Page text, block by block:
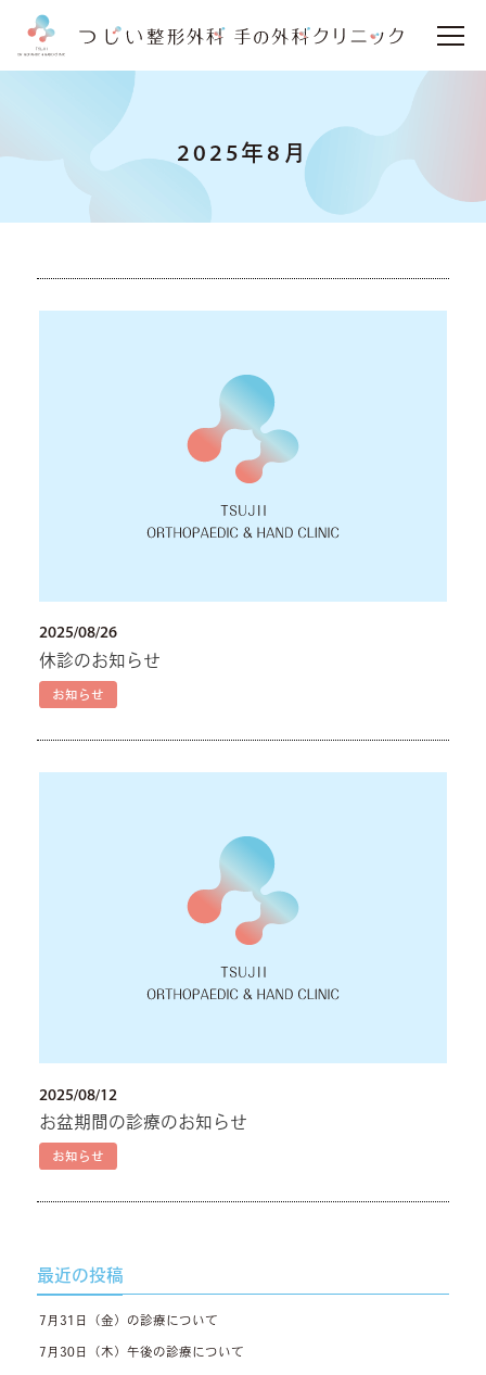
2025年8月
2025/08/26
休診のお知らせ
お知らせ
2025/08/12
お盆期間の診療のお知らせ
お知らせ
最近の投稿
7月31日（金）の診療について
7月30日（木）午後の診療について